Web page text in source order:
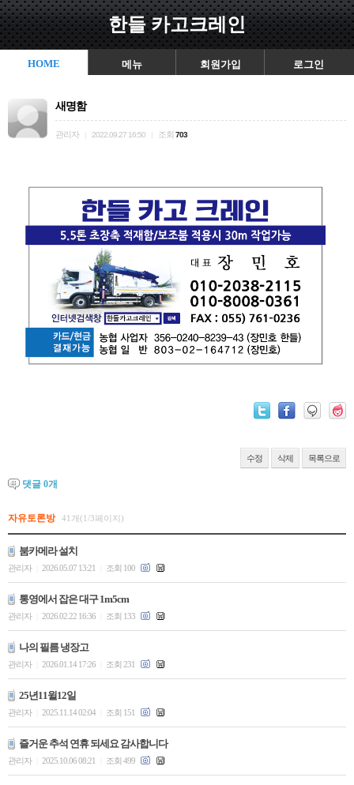
한들 카고크레인
HOME 메뉴 회원가입 로그인
새명함
관리자 2022.09.27 16:50 조회 703
수정 삭제 목록으로
댓글 0개
자유토론방 41개(1/3페이지)
붐카메라 설치
관리자 2026.05.07 13:21 조회 100
통영에서 잡은 대구 1m5cm
관리자 2026.02.22 16:36 조회 133
나의 필름 냉장고
관리자 2026.01.14 17:26 조회 231
25년11윌12일
관리자 2025.11.14 02:04 조회 151
즐거운 추석 연휴 되세요 감사합니다
관리자 2025.10.06 08:21 조회 499